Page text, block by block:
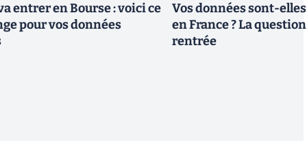
entrer en Bourse : voici ce
pour vos données
Vos données sont-
en France ? La
rentrée